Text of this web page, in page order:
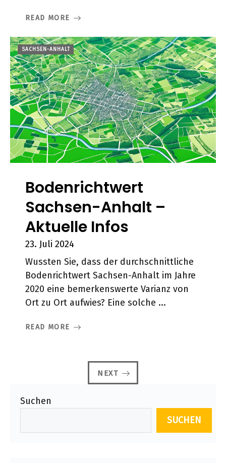
READ MORE
SACHSEN-ANHALT
Bodenrichtwert
Sachsen-Anhalt –
Aktuelle Infos
23. Juli 2024
Wussten Sie, dass der durchschnittliche
Bodenrichtwert Sachsen-Anhalt im Jahre
2020 eine bemerkenswerte Varianz von
Ort zu Ort aufwies? Eine solche ...
READ MORE
NEXT
Suchen
SUCHEN